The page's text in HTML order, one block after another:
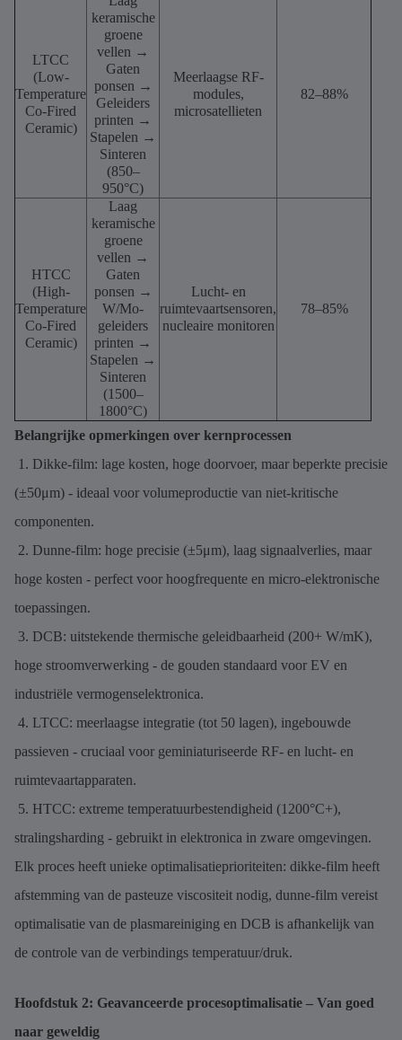
LTCC
(Low-
Temperature
Co-Fired
Ceramic)
keramische
groene
vellen →
Gaten
ponsen →
Geleiders
printen →
Stapelen →
Sinteren
(850–
950°C)
Meerlaagse RF-
modules,
microsatellieten
82–88%
HTCC
(High-
Temperature
Co-Fired
Ceramic)
Laag
keramische
groene
vellen →
Gaten
ponsen →
W/Mo-
geleiders
printen →
Stapelen →
Sinteren
(1500–
1800°C)
Lucht- en
ruimtevaartsensoren,
nucleaire monitoren
78–85%
Belangrijke opmerkingen over kernprocessen
1. Dikke-film: lage kosten, hoge doorvoer, maar beperkte precisie
(±50μm) - ideaal voor volumeproductie van niet-kritische
componenten.
2. Dunne-film: hoge precisie (±5μm), laag signaalverlies, maar
hoge kosten - perfect voor hoogfrequente en micro-elektronische
toepassingen.
3. DCB: uitstekende thermische geleidbaarheid (200+ W/mK),
hoge stroomverwerking - de gouden standaard voor EV en
industriële vermogenselektronica.
4. LTCC: meerlaagse integratie (tot 50 lagen), ingebouwde
passieven - cruciaal voor geminiaturiseerde RF- en lucht- en
ruimtevaartapparaten.
5. HTCC: extreme temperatuurbestendigheid (1200°C+),
stralingsharding - gebruikt in elektronica in zware omgevingen.
Elk proces heeft unieke optimalisatieprioriteiten: dikke-film heeft
afstemming van de pasteuze viscositeit nodig, dunne-film vereist
optimalisatie van de plasmareiniging en DCB is afhankelijk van
de controle van de verbindings temperatuur/druk.
Hoofdstuk 2: Geavanceerde procesoptimalisatie – Van goed
naar geweldig